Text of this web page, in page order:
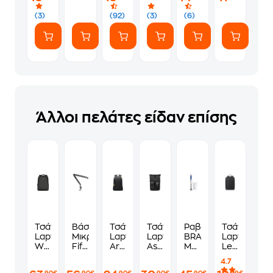
(3) (92)
(7
Αυτοκόλλητα)
(3)
ευγενικά
(6)
Άλλοι πελάτες είδαν επίσης
Τσάντα
Laptop
Wenger
Βάση
Μικροφώνου
Fifine
Τσάντα
Laptop
Armaggeddon
Τσάντα
Laptop
Asus
Ραβδομπλέντερ
BRAUN
MQ30001M
Τσάντα
Laptop
Lenovo
Casual
4.7